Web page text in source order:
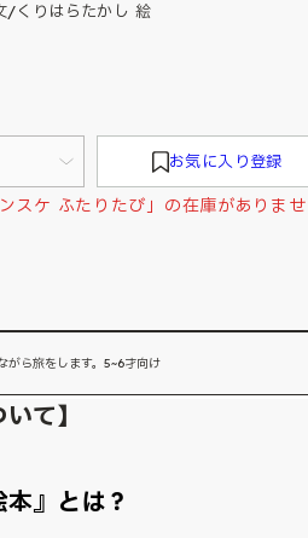
/くりはらたかし 絵
お気に入り登録
スケ ふたりたび」の在庫がありませ
がら旅をします。5~6才向け
て】
』とは？